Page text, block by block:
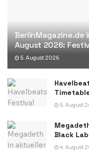
BerlinMagazine.de
August 2026:
5. August 2026
5. August
Black
4. August